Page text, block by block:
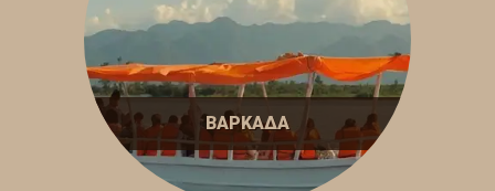
ΒΑΡΚΑΔΑ